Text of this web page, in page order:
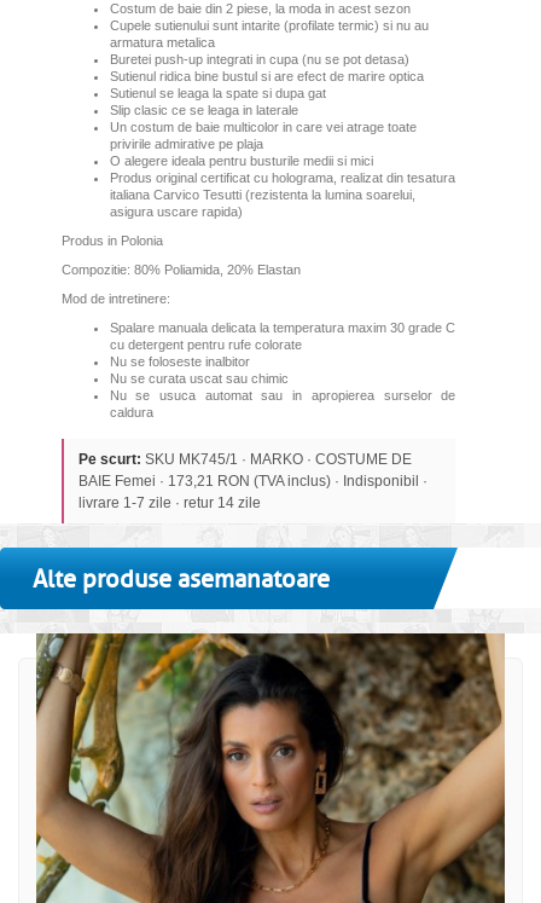
Costum de baie din 2 piese, la moda in acest sezon
Cupele sutienului sunt intarite (profilate termic) si nu au
armatura metalica
Buretei push-up integrati in cupa (nu se pot detasa)
Sutienul ridica bine bustul si are efect de marire optica
Sutienul se leaga la spate si dupa gat
Slip clasic ce se leaga in laterale
Un costum de baie multicolor in care vei atrage toate
privirile admirative pe plaja
O alegere ideala pentru busturile medii si mici
Produs original certificat cu holograma, realizat din tesatura
italiana Carvico Tesutti (rezistenta la lumina soarelui,
asigura uscare rapida)
Produs in Polonia
Compozitie: 80% Poliamida, 20% Elastan
Mod de intretinere:
Spalare manuala delicata la temperatura maxim 30 grade C
cu detergent pentru rufe colorate
Nu se foloseste inalbitor
Nu se curata uscat sau chimic
Nu se usuca automat sau in apropierea surselor de
caldura
Pe scurt: SKU MK745/1 · MARKO · COSTUME DE
BAIE Femei · 173,21 RON (TVA inclus) · Indisponibil ·
livrare 1-7 zile · retur 14 zile
Alte produse asemanatoare